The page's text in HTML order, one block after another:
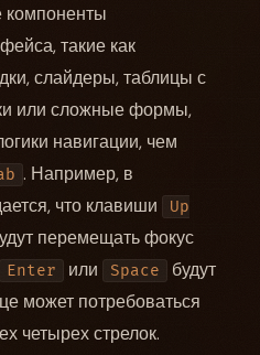
компоненты
такие как
слайдеры, таблицы с
или сложные формы,
навигации, чем
. Например, в
что клавиши
Up
перемещать фокус
Enter или Space
будут
может потребоваться
четырех стрелок.